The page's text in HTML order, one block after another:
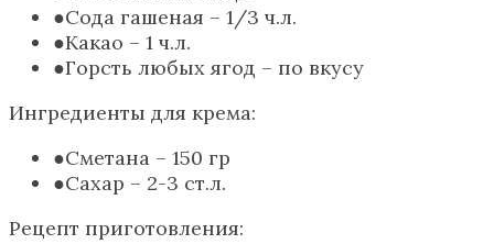
Сода гашеная – 1/3 ч.л.
Какао – 1 ч.л.
Горсть любых ягод – по вкусу
Ингредиенты для крема:
Сметана – 150 гр
Сахар – 2-3 ст.л.
Рецепт приготовления: